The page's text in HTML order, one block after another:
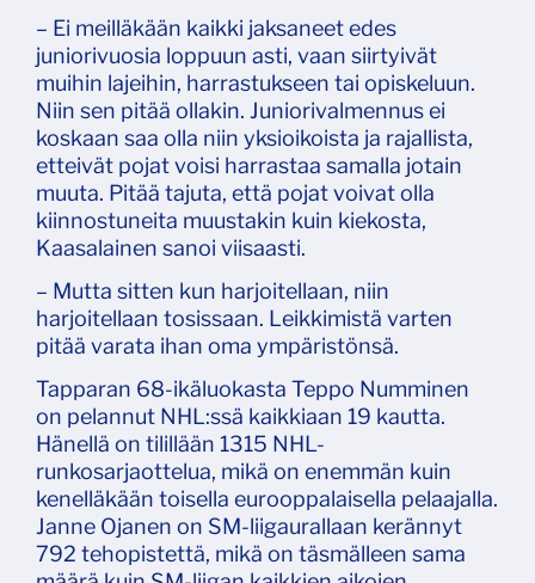
– Ei meilläkään kaikki jaksaneet edes
juniorivuosia loppuun asti, vaan siirtyivät
muihin lajeihin, harrastukseen tai opiskeluun.
Niin sen pitää ollakin. Juniorivalmennus ei
koskaan saa olla niin yksioikoista ja rajallista,
etteivät pojat voisi harrastaa samalla jotain
muuta. Pitää tajuta, että pojat voivat olla
kiinnostuneita muustakin kuin kiekosta,
Kaasalainen sanoi viisaasti.
– Mutta sitten kun harjoitellaan, niin
harjoitellaan tosissaan. Leikkimistä varten
pitää varata ihan oma ympäristönsä.
Tapparan 68-ikäluokasta Teppo Numminen
on pelannut NHL:ssä kaikkiaan 19 kautta.
Hänellä on tilillään 1315 NHL-
runkosarjaottelua, mikä on enemmän kuin
kenelläkään toisella eurooppalaisella pelaajalla.
Janne Ojanen on SM-liigaurallaan kerännyt
792 tehopistettä, mikä on täsmälleen sama